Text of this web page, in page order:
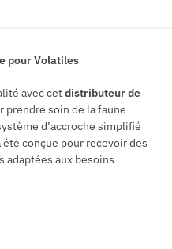
pour Volatiles
avec cetdistributeur de
prendre soin de la faune
d’accroche simplifié
conçue pour recevoir des
adaptées aux besoins